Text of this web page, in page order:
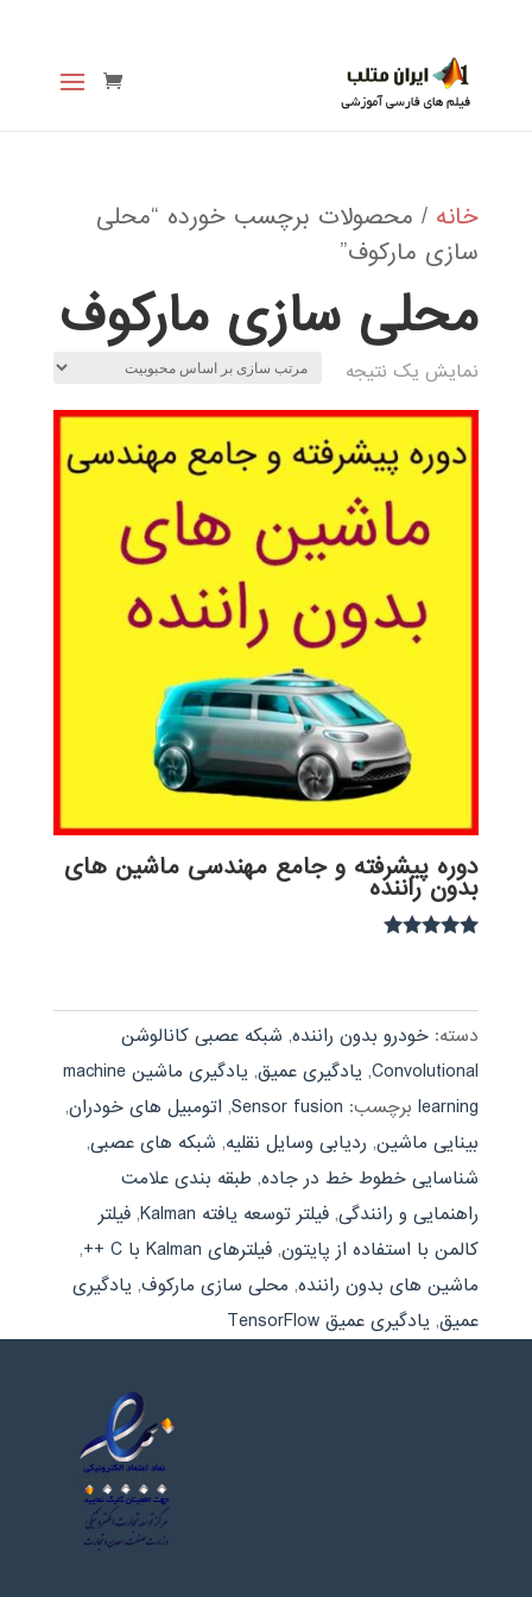
خانه / محصولات برچسب خورده “محلی
سازی ماركوف”
محلی سازی ماركوف
نمایش یک نتیجه
دوره پیشرفته و جامع مهندسی ماشین های
بدون راننده
دسته: خودرو بدون راننده, شبکه عصبی کانالوشن
Convolutional
, یادگیری عمیق,
یادگیری ماشین machine
learning برچسب: Sensor fusion
, اتومبیل های خودران,
بینایی ماشین, ردیابی وسایل نقلیه, شبکه های عصبی,
شناسایی خطوط خط در جاده, طبقه بندی علامت
راهنمایی و رانندگی, فیلتر توسعه یافته Kalman , فیلتر
کالمن با استفاده از پایتون, فیلترهای Kalman با C ++
,
ماشین های بدون راننده, محلی سازی ماركوف, یادگیری
عمیق, یادگیری عمیق TensorFlow